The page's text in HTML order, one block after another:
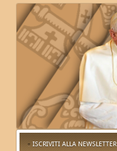
ISCRIVITI ALLA NEWSLETTER